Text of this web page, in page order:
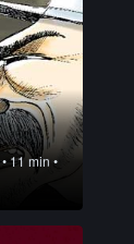
• 11 min •